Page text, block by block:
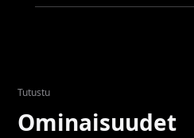
Tutustu
Ominaisuudet